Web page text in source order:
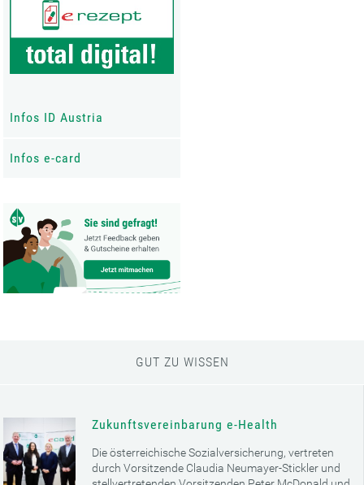
Infos ID Austria
Infos e-card
GUT ZU WISSEN
Zukunftsvereinbarung e-Health
Die österreichische Sozialversicherung, vertreten
durch Vorsitzende Claudia Neumayer-Stickler und